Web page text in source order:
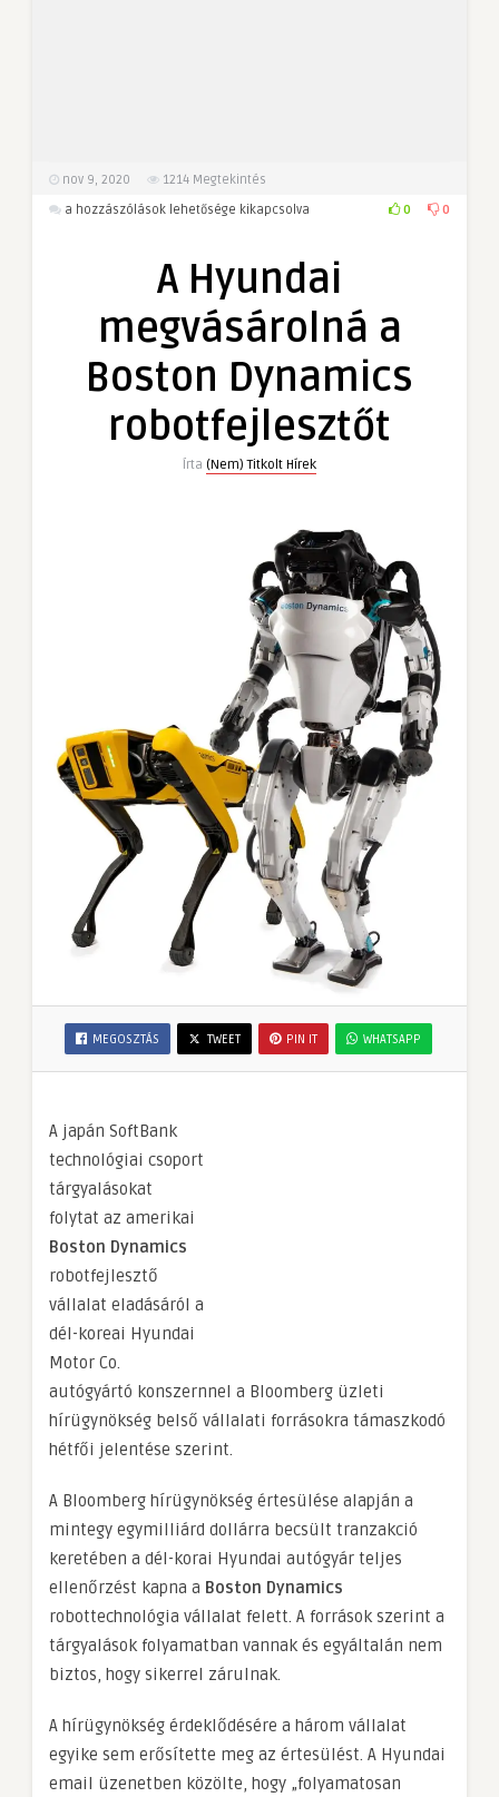
nov 9, 2020 1214 Megtekintés
A
bejegyzéshez
a hozzászólások lehetősége kikapcsolva 0 0
A Hyundai
megvásárolná a
Boston Dynamics
robotfejlesztőt
Írta (Nem) Titkolt Hírek
MEGOSZTÁS TWEET PIN IT WHATSAPP
A japán SoftBank
technológiai csoport
tárgyalásokat
folytat az amerikai
Boston Dynamics
robotfejlesztő
vállalat eladásáról a
dél-koreai Hyundai
Motor Co.
autógyártó konszernnel a Bloomberg üzleti
hírügynökség belső vállalati forrásokra támaszkodó
hétfői jelentése szerint.
A Bloomberg hírügynökség értesülése alapján a
mintegy egymilliárd dollárra becsült tranzakció
keretében a dél-korai Hyundai autógyár teljes
ellenőrzést kapna a Boston Dynamics
robottechnológia vállalat felett. A források szerint a
tárgyalások folyamatban vannak és egyáltalán nem
biztos, hogy sikerrel zárulnak.
A hírügynökség érdeklődésére a három vállalat
egyike sem erősítette meg az értesülést. A Hyundai
email üzenetben közölte, hogy „folyamatosan